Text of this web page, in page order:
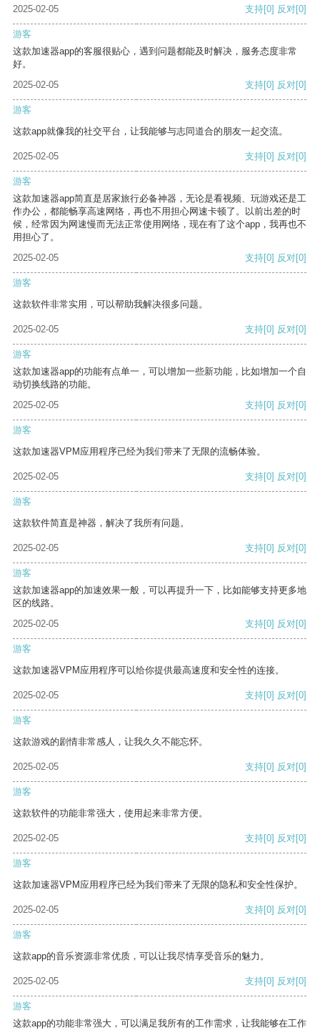
2025-02-05 支持[0] 反对[0]
游客
这款加速器app的客服很贴心，遇到问题都能及时解决，服务态度非常
好。
2025-02-05
支持[0] 反对[0]
游客
这款app就像我的社交平台，让我能够与志同道合的朋友一起交流。
2025-02-05 支持[0] 反对[0]
游客
这款加速器app简直是居家旅行必备神器，无论是看视频、玩游戏还是工
作办公，都能畅享高速网络，再也不用担心网速卡顿了。以前出差的时
候，经常因为网速慢而无法正常使用网络，现在有了这个app，我再也不
用担心了。
2025-02-05
支持[0] 反对[0]
游客
这款软件非常实用，可以帮助我解决很多问题。
2025-02-05 支持[0] 反对[0]
游客
这款加速器app的功能有点单一，可以增加一些新功能，比如增加一个自
动切换线路的功能。
2025-02-05
支持[0] 反对[0]
游客
这款加速器VPM应用程序已经为我们带来了无限的流畅体验。
2025-02-05 支持[0] 反对[0]
游客
这款软件简直是神器，解决了我所有问题。
2025-02-05 支持[0] 反对[0]
游客
这款加速器app的加速效果一般，可以再提升一下，比如能够支持更多地
区的线路。
2025-02-05
支持[0] 反对[0]
游客
这款加速器VPM应用程序可以给你提供最高速度和安全性的连接。
2025-02-05 支持[0] 反对[0]
游客
这款游戏的剧情非常感人，让我久久不能忘怀。
2025-02-05 支持[0] 反对[0]
游客
这款软件的功能非常强大，使用起来非常方便。
2025-02-05 支持[0] 反对[0]
游客
这款加速器VPM应用程序已经为我们带来了无限的隐私和安全性保护。
2025-02-05 支持[0] 反对[0]
游客
这款app的音乐资源非常优质，可以让我尽情享受音乐的魅力。
2025-02-05 支持[0] 反对[0]
游客
这款app的功能非常强大，可以满足我所有的工作需求，让我能够在工作